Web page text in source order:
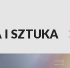
I SZTUKA